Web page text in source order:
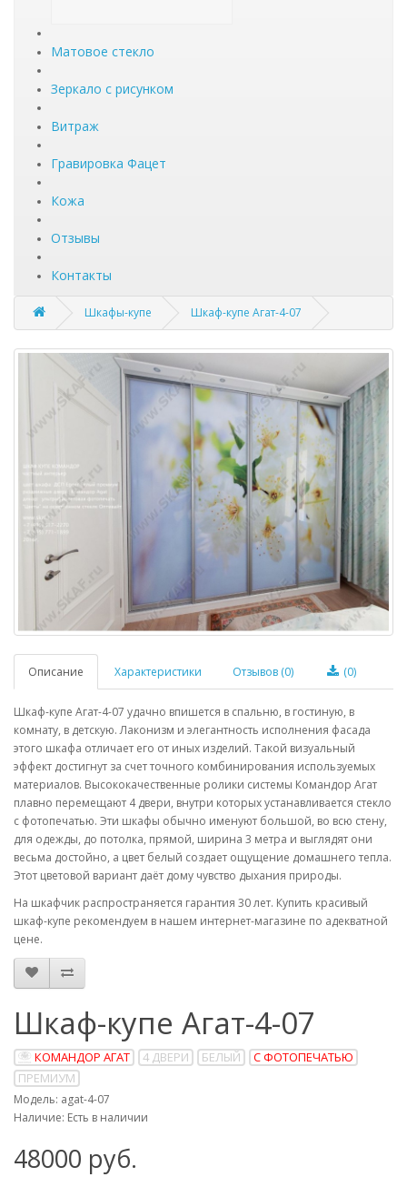
Матовое стекло
Зеркало с рисунком
Витраж
Гравировка Фацет
Кожа
Отзывы
Контакты
Шкафы-купе Шкаф-купе Агат-4-07
Описание Характеристики Отзывов (0) (0)
Шкаф-купе Агат-4-07 удачно впишется в спальню, в гостиную, в
комнату, в детскую. Лаконизм и элегантность исполнения фасада
этого шкафа отличает его от иных изделий. Такой визуальный
эффект достигнут за счет точного комбинирования используемых
материалов. Высококачественные ролики системы Командор Агат
плавно перемещают 4 двери, внутри которых устанавливается стекло
с фотопечатью. Эти шкафы обычно именуют большой, во всю стену,
для одежды, до потолка, прямой, ширина 3 метра и выглядят они
весьма достойно, а цвет белый создает ощущение домашнего тепла.
Этот цветовой вариант даёт дому чувство дыхания природы.
На шкафчик распространяется гарантия 30 лет. Купить красивый
шкаф-купе рекомендуем в нашем интернет-магазине по адекватной
цене.
Шкаф-купе Агат-4-07
КОМАНДОР АГАТ 4 ДВЕРИ БЕЛЫЙ
С ФОТОПЕЧАТЬЮ
ПРЕМИУМ
Модель: agat-4-07
Наличие: Есть в наличии
48000 руб.